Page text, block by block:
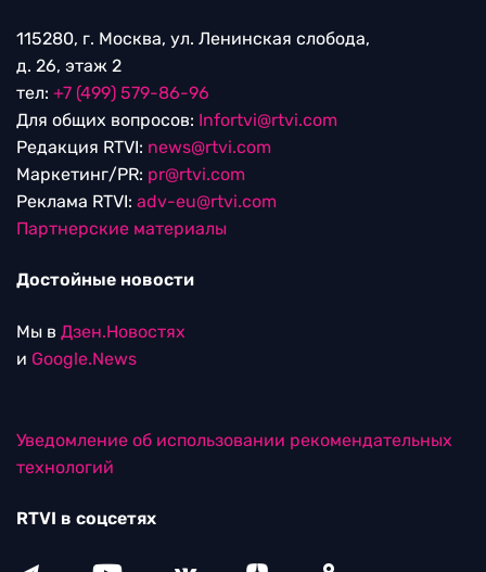
115280, г. Москва, ул. Ленинская слобода,
д. 26, этаж 2
тел: +7 (499) 579-86-96
Для общих вопросов: Infortvi@rtvi.com
Редакция RTVI: news@rtvi.com
Маркетинг/PR: pr@rtvi.com
Реклама RTVI: adv-eu@rtvi.com
Партнерские материалы
Достойные новости
Мы в Дзен.Новостях
и Google.News
Уведомление об использовании рекомендательных
технологий
RTVI в соцсетях